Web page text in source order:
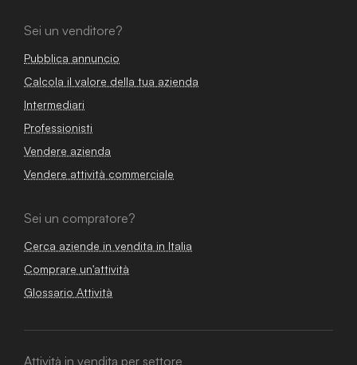
Sei un venditore?
Pubblica annuncio
Calcola il valore della tua azienda
Intermediari
Professionisti
Vendere azienda
Vendere attività commerciale
Sei un compratore?
Cerca aziende in vendita in Italia
Comprare un'attività
Glossario Attività
Attività in vendita per settore